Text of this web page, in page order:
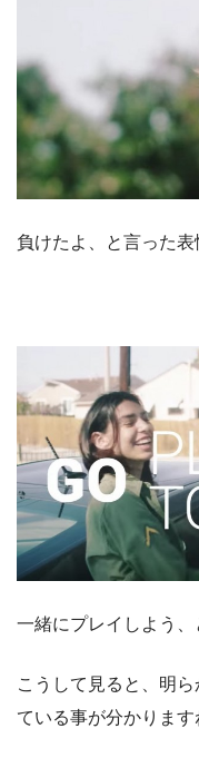
負けたよ、と言った表
一緒にプレイしよう、
こうして見ると、明
ている事が分かります